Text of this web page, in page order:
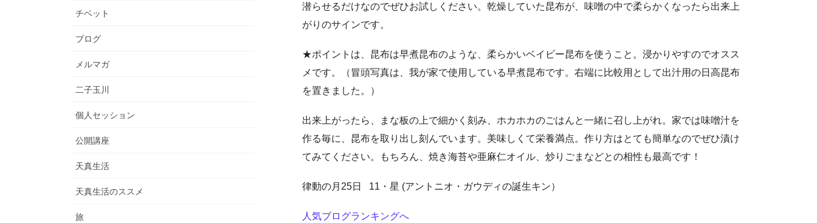
潜らせるだけなのでぜひお試しください。乾燥していた昆布が、味噌の中で柔らかくなったら出来上
がりのサインです。
★ポイントは、昆布は早煮昆布のような、柔らかいベイビー昆布を使うこと。浸かりやすのでオスス
メです。（冒頭写真は、我が家で使用している早煮昆布です。右端に比較用として出汁用の日高昆布
を置きました。）
出来上がったら、まな板の上で細かく刻み、ホカホカのごはんと一緒に召し上がれ。家では味噌汁を
作る毎に、昆布を取り出し刻んでいます。美味しくて栄養満点。作り方はとても簡単なのでぜひ漬け
てみてください。もちろん、焼き海苔や亜麻仁オイル、炒りごまなどとの相性も最高です！
律動の月25日 11・星 (アントニオ・ガウディの誕生キン）
人気ブログランキングへ
チベット
ブログ
メルマガ
二子玉川
個人セッション
公開講座
天真生活
天真生活のススメ
旅